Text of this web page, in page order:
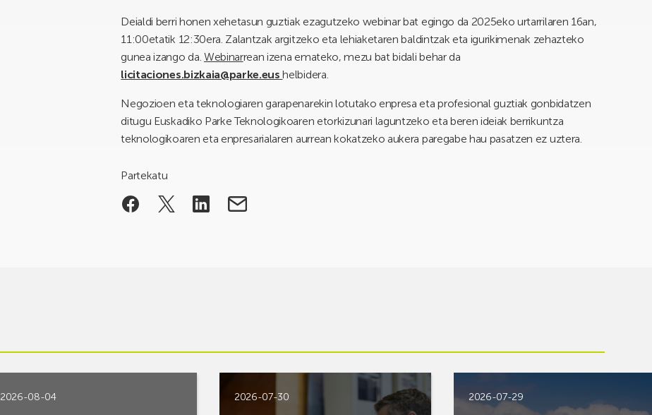
Deialdi berri honen xehetasun guztiak ezagutzeko webinar bat egingo da 2025eko urtarrilaren 16an,
11:00etatik 12:30era. Zalantzak argitzeko eta lehiaketaren baldintzak eta igurikimenak zehazteko
gunea izango da. Webinarrean izena emateko, mezu bat bidali behar da
licitaciones.bizkaia@parke.eushelbidera.
Negozioen eta teknologiaren garapenarekin lotutako enpresa eta profesional guztiak gonbidatzen
ditugu Euskadiko Parke Teknologikoaren etorkizunari laguntzeko eta beren ideiak berrikuntza
teknologikoaren eta enpresarialaren aurrean kokatzeko aukera paregabe hau pasatzen ez uztera.
Partekatu
2026-08-04 2026-07-30 2026-07-29